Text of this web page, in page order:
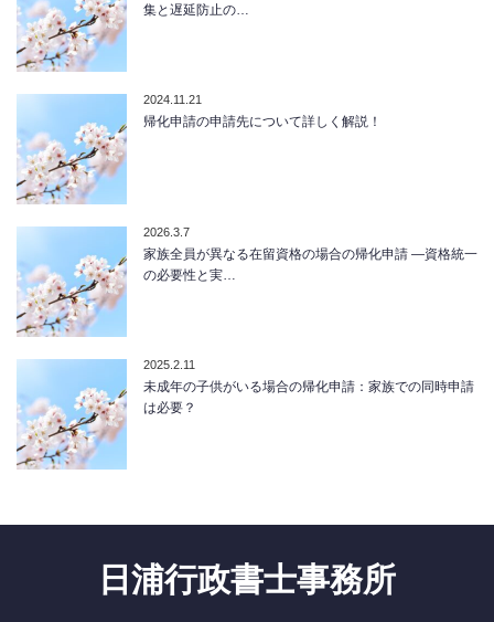
集と遅延防止の…
2024.11.21
帰化申請の申請先について詳しく解説！
2026.3.7
家族全員が異なる在留資格の場合の帰化申請 ―資格統一
の必要性と実…
2025.2.11
未成年の子供がいる場合の帰化申請：家族での同時申請
は必要？
日浦行政書士事務所